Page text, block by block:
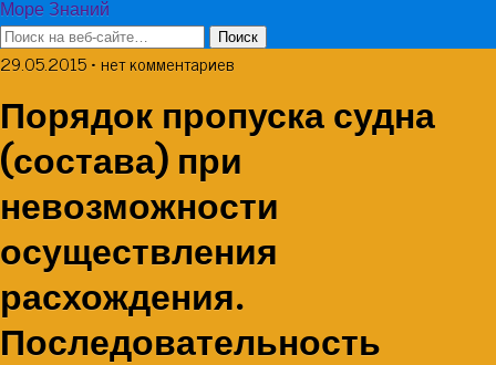
Море Знаний
29.05.2015 • нет комментариев
Порядок пропуска судна
(состава) при
невозможности
осуществления
расхождения.
Последовательность